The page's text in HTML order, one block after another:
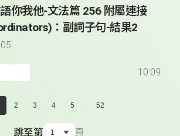
你我他-文法篇 256 附屬連接
：副詞子句-結果2
10:09
2 3 4 5 ... 52
跳至第 頁